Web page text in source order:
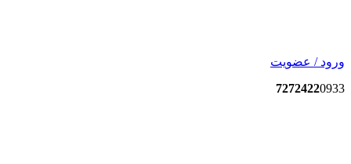
ورود / عضویت
72724220933